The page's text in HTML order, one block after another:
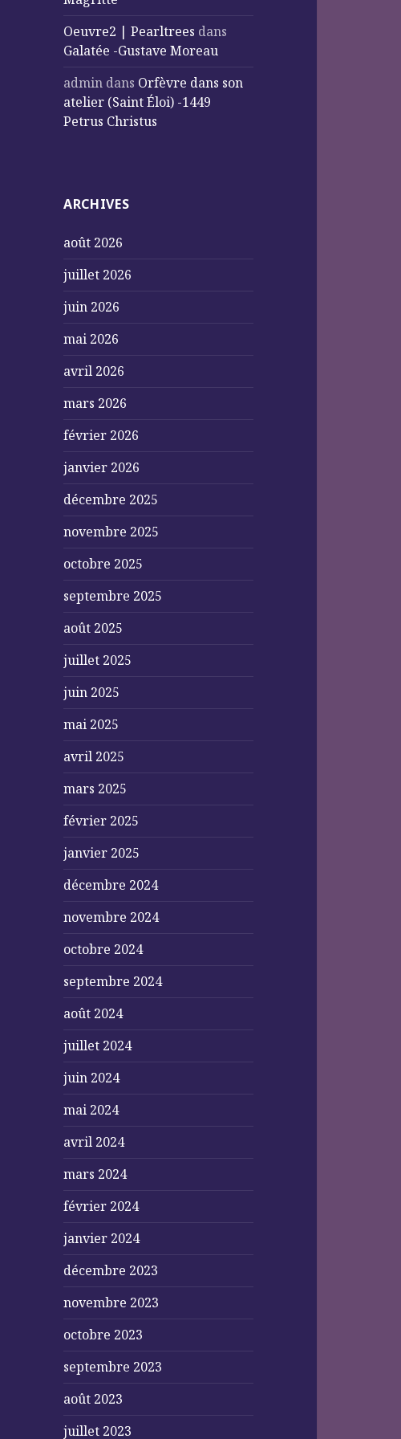
Oeuvre2 | Pearltrees dans
Galatée -Gustave Moreau
admin dans Orfèvre dans son
atelier (Saint Éloi) -1449
Petrus Christus
ARCHIVES
août 2026
juillet 2026
juin 2026
mai 2026
avril 2026
mars 2026
février 2026
janvier 2026
décembre 2025
novembre 2025
octobre 2025
septembre 2025
août 2025
juillet 2025
juin 2025
mai 2025
avril 2025
mars 2025
février 2025
janvier 2025
décembre 2024
novembre 2024
octobre 2024
septembre 2024
août 2024
juillet 2024
juin 2024
mai 2024
avril 2024
mars 2024
février 2024
janvier 2024
décembre 2023
novembre 2023
octobre 2023
septembre 2023
août 2023
juillet 2023